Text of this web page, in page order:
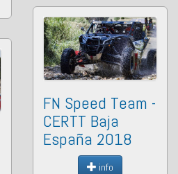
FN Speed Team -
CERTT Baja
España 2018
info